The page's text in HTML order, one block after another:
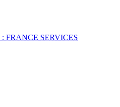
FRANCE SERVICES